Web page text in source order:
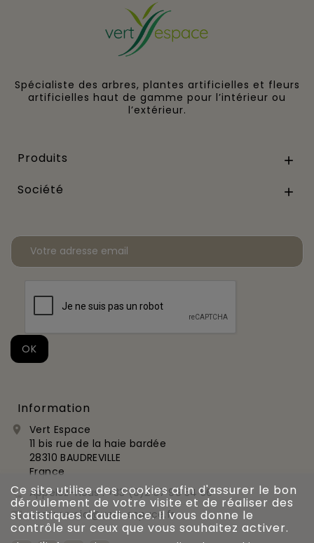
Spécialiste des arbres, plantes artificielles et fleurs
artificielles haut de gamme pour l’intérieur ou
l’extérieur.
Produits 
Société 
Information

Vert Espace
11 bis rue de la haie bardée
28310 BAUDREVILLE
France
 Appelez-nous :+33 (0)2 37 99 54 56
 commercial@vert-espace.fr
Ce site utilise des cookies afin d'assurer le bon
déroulement de votre visite et de réaliser des
statistiques d'audience. Il vous donne le
contrôle sur ceux que vous souhaitez activer.